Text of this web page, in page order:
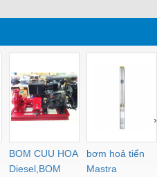
BOM CUU HOA
Diesel,BOM
bơm hoả tiển
Mastra
›